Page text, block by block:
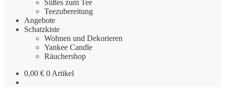
Süßes zum Tee
Teezubereitung
Angebote
Schatzkiste
Wohnen und Dekorieren
Yankee Candle
Räuchershop
0,00 € 0 Artikel